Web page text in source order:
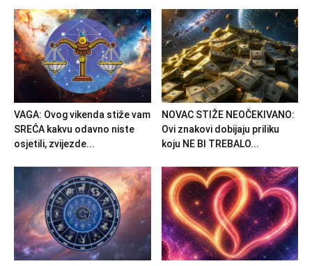
VAGA: Ovog vikenda stiže vam
SREĆA kakvu odavno niste
osjetili, zvijezde...
NOVAC STIŽE NEOČEKIVANO:
Ovi znakovi dobijaju priliku
koju NE BI TREBALO...